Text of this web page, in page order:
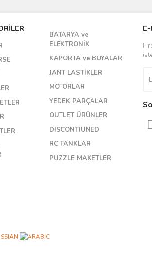
Yorum Yaz
BATARYA ve
ELEKTRONİK
KAPORTA ve BOYALAR
JANT LASTİKLER
MOTORLAR
YEDEK PARÇALAR
OUTLET ÜRÜNLER
DISCONTIUNED
RC TANKLAR
PUZZLE MAKETLER